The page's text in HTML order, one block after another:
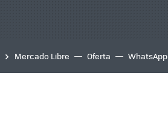
Mercado Libre Oferta WhatsApp